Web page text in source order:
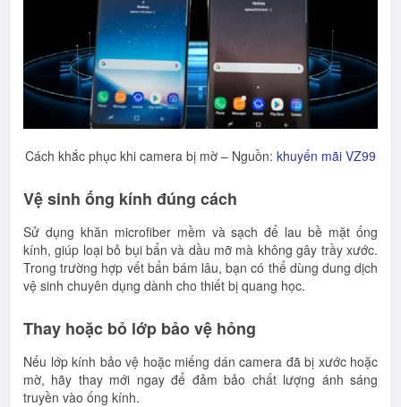
Cách khắc phục khi camera bị mờ – Nguồn: khuyến mãi VZ99
Vệ sinh ống kính đúng cách
Sử dụng khăn microfiber mềm và sạch để lau bề mặt ống
kính, giúp loại bỏ bụi bẩn và dầu mỡ mà không gây trầy xước.
Trong trường hợp vết bẩn bám lâu, bạn có thể dùng dung dịch
vệ sinh chuyên dụng dành cho thiết bị quang học.
Thay hoặc bỏ lớp bảo vệ hỏng
Nếu lớp kính bảo vệ hoặc miếng dán camera đã bị xước hoặc
mờ, hãy thay mới ngay để đảm bảo chất lượng ánh sáng
truyền vào ống kính.